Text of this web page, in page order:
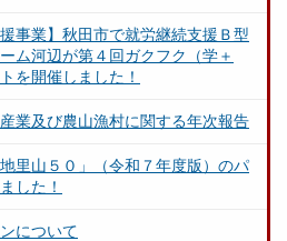
事業】秋田市で就労継続支援Ｂ型
ム河辺が第４回ガクフク（学＋
を開催しました！
業及び農山漁村に関する年次報告
里山５０」（令和７年度版）のパ
した！
について